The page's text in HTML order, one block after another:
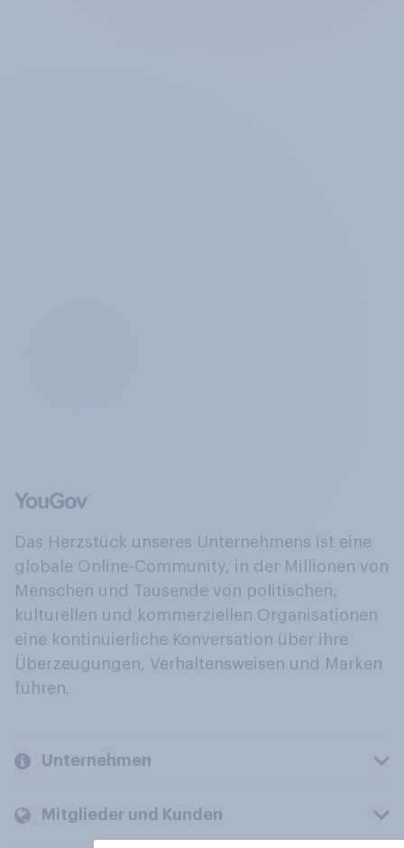
Das Herzstück unseres Unternehmens ist eine
globale Online-Community, in der Millionen von
Menschen und Tausende von politischen,
kulturellen und kommerziellen Organisationen
eine kontinuierliche Konversation über ihre
Überzeugungen, Verhaltensweisen und Marken
führen.
Unternehmen
Mitglieder und Kunden